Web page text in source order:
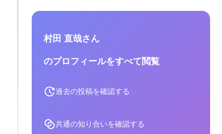
村田 直哉さん
のプロフィールをすべて閲覧
過去の投稿を確認する
共通の知り合いを確認する